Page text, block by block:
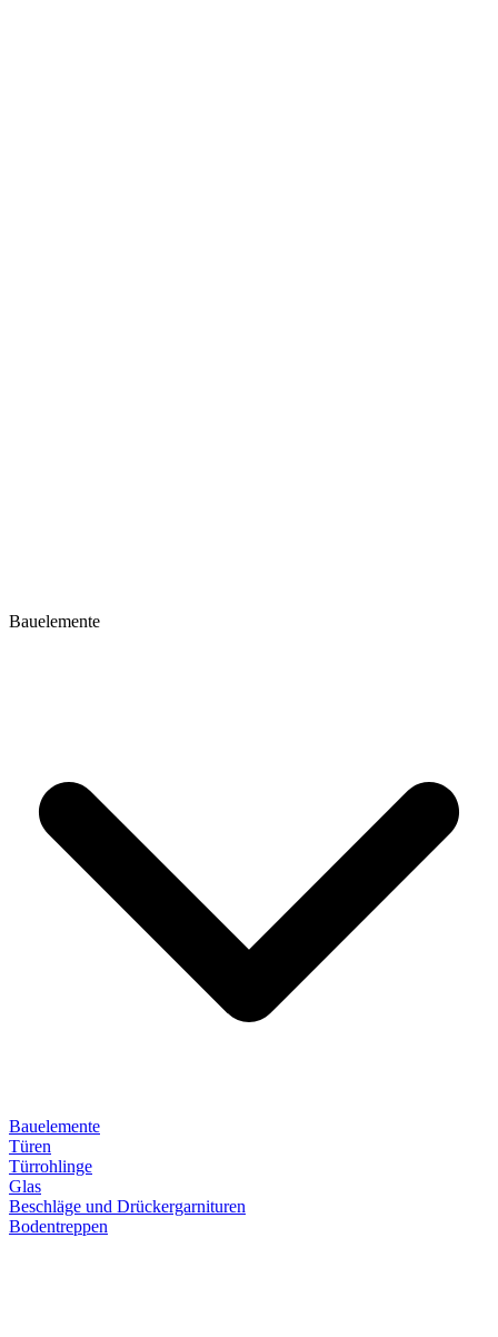
Bauelemente
Bauelemente
Türen
Türrohlinge
Glas
Beschläge und Drückergarnituren
Bodentreppen